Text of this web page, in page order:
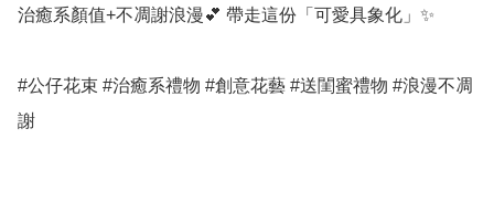
治癒系顏值+不凋謝浪漫💕 帶走這份「可愛具象化」✨
#公仔花束 #治癒系禮物 #創意花藝 #送閨蜜禮物 #浪漫不凋
謝